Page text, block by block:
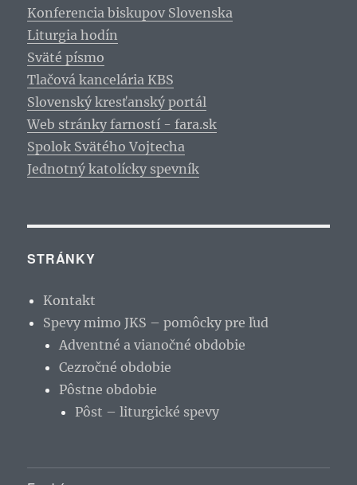
Konferencia biskupov Slovenska
Liturgia hodín
Sväté písmo
Tlačová kancelária KBS
Slovenský kresťanský portál
Web stránky farností - fara.sk
Spolok Svätého Vojtecha
Jednotný katolícky spevník
STRÁNKY
Kontakt
Spevy mimo JKS – pomôcky pre ľud
Adventné a vianočné obdobie
Cezročné obdobie
Pôstne obdobie
Pôst – liturgické spevy